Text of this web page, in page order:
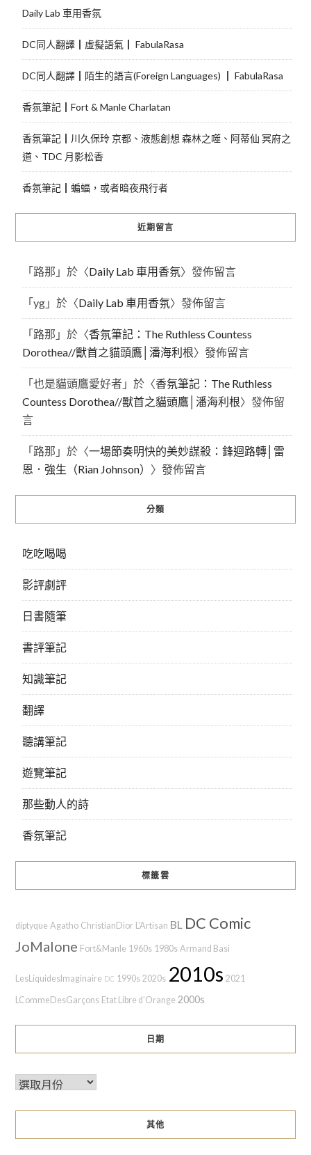
Daily Lab 車用香氛
DC同人翻譯┃虛擬語氣┃ FabulaRasa
DC同人翻譯┃陌生的語言(Foreign Languages) ┃ FabulaRasa
香氛筆記┃Fort & Manle Charlatan
香氛筆記┃川久保玲 京都、液態創想 森林之噬、阿蒂仙 冥府之
道、TDC 月影松香
香氛筆記┃蝙蝠，或者暗夜飛行者
近期留言
「路那 」於〈Daily Lab 車用香氛〉發佈留言
「yg」於〈Daily Lab 車用香氛〉發佈留言
「路那 」於〈香氛筆記：The Ruthless Countess
Dorothea//獸首之貓頭鷹│潘海利根〉發佈留言
「也是貓頭鷹愛好者」於〈香氛筆記：The Ruthless
Countess Dorothea//獸首之貓頭鷹│潘海利根〉發佈留
言
「路那 」於〈一場節奏明快的美妙謀殺：鋒迴路轉│雷
恩．強生（Rian Johnson） 〉發佈留言
分類
吃吃喝喝
影評劇評
日書隨筆
書評筆記
知識筆記
翻譯
聽講筆記
遊覽筆記
那些動人的詩
香氛筆記
標籤雲
diptyque Agatho ChristianDior L'Artisan BL DC Comic
JoMalone Fort&Manle 1960s 1980s Armand Basi
LesLiquidesImaginaire DC 1990s 2020s 2010s 2021
LCommeDesGarçons Etat Libre d’Orange 2000s
日期
其他